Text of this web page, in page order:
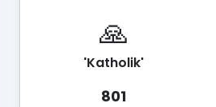
🙏
'Katholik'
801